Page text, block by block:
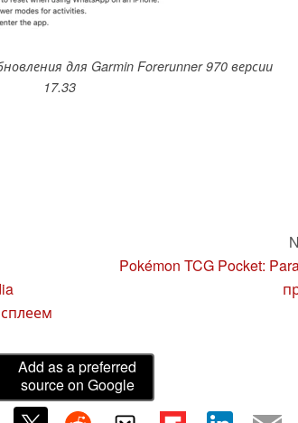
для Garmin Forerunner 970 версии
17.33
Pokémon TCG Pocket:
Add as a preferred
source on Google